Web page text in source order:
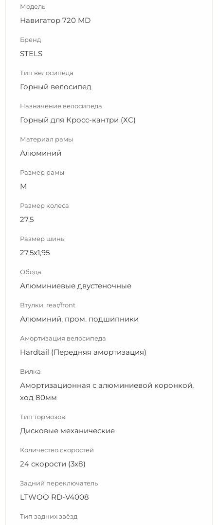
Модель
Навигатор 720 MD
Бренд
STELS
Тип велосипеда
Горный велосипед
Назначение велосипеда
Горный для Кросс-кантри (ХС)
Материал рамы
Алюминий
Размер рамы
М
Размер колеса
27,5
Размер шины
27,5х1,95
Обода
Алюминиевые двустеночные
Втулки, rear/front
Алюминий, пром. подшипники
Амортизация велосипеда
Hardtail (Передняя амортизация)
Вилка
Амортизационная с алюминиевой коронкой,
ход 80мм
Тип тормозов
Дисковые механические
Количество скоростей
24 скорости (3х8)
Задний переключатель
LTWOO RD-V4008
Тип задних звёзд